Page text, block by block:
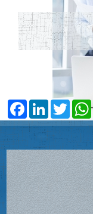
FacebookLinkedInTwitter